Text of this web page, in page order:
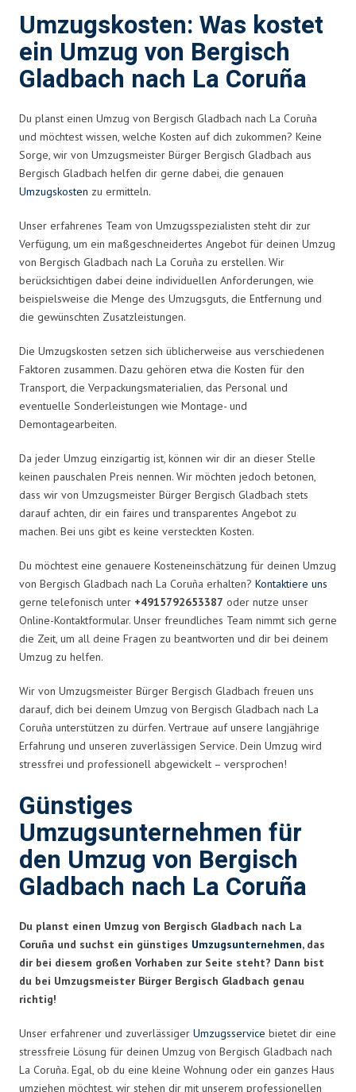
Umzugskosten: Was kostet
ein Umzug von Bergisch
Gladbach nach La Coruña
Du planst einen Umzug von Bergisch Gladbach nach La Coruña
und möchtest wissen, welche Kosten auf dich zukommen? Keine
Sorge, wir von Umzugsmeister Bürger Bergisch Gladbach aus
Bergisch Gladbach helfen dir gerne dabei, die genauen
Umzugskosten zu ermitteln.
Unser erfahrenes Team von Umzugsspezialisten steht dir zur
Verfügung, um ein maßgeschneidertes Angebot für deinen Umzug
von Bergisch Gladbach nach La Coruña zu erstellen. Wir
berücksichtigen dabei deine individuellen Anforderungen, wie
beispielsweise die Menge des Umzugsguts, die Entfernung und
die gewünschten Zusatzleistungen.
Die Umzugskosten setzen sich üblicherweise aus verschiedenen
Faktoren zusammen. Dazu gehören etwa die Kosten für den
Transport, die Verpackungsmaterialien, das Personal und
eventuelle Sonderleistungen wie Montage- und
Demontagearbeiten.
Da jeder Umzug einzigartig ist, können wir dir an dieser Stelle
keinen pauschalen Preis nennen. Wir möchten jedoch betonen,
dass wir von Umzugsmeister Bürger Bergisch Gladbach stets
darauf achten, dir ein faires und transparentes Angebot zu
machen. Bei uns gibt es keine versteckten Kosten.
Du möchtest eine genauere Kosteneinschätzung für deinen Umzug
von Bergisch Gladbach nach La Coruña erhalten? Kontaktiere uns
gerne telefonisch unter +4915792653387 oder nutze unser
Online-Kontaktformular. Unser freundliches Team nimmt sich gerne
die Zeit, um all deine Fragen zu beantworten und dir bei deinem
Umzug zu helfen.
Wir von Umzugsmeister Bürger Bergisch Gladbach freuen uns
darauf, dich bei deinem Umzug von Bergisch Gladbach nach La
Coruña unterstützen zu dürfen. Vertraue auf unsere langjährige
Erfahrung und unseren zuverlässigen Service. Dein Umzug wird
stressfrei und professionell abgewickelt – versprochen!
Günstiges
Umzugsunternehmen für
den Umzug von Bergisch
Gladbach nach La Coruña
Du planst einen Umzug von Bergisch Gladbach nach La
Coruña und suchst ein günstiges Umzugsunternehmen, das
dir bei diesem großen Vorhaben zur Seite steht? Dann bist
du bei Umzugsmeister Bürger Bergisch Gladbach genau
richtig!
Unser erfahrener und zuverlässiger Umzugsservice bietet dir eine
stressfreie Lösung für deinen Umzug von Bergisch Gladbach nach
La Coruña. Egal, ob du eine kleine Wohnung oder ein ganzes Haus
umziehen möchtest, wir stehen dir mit unserem professionellen